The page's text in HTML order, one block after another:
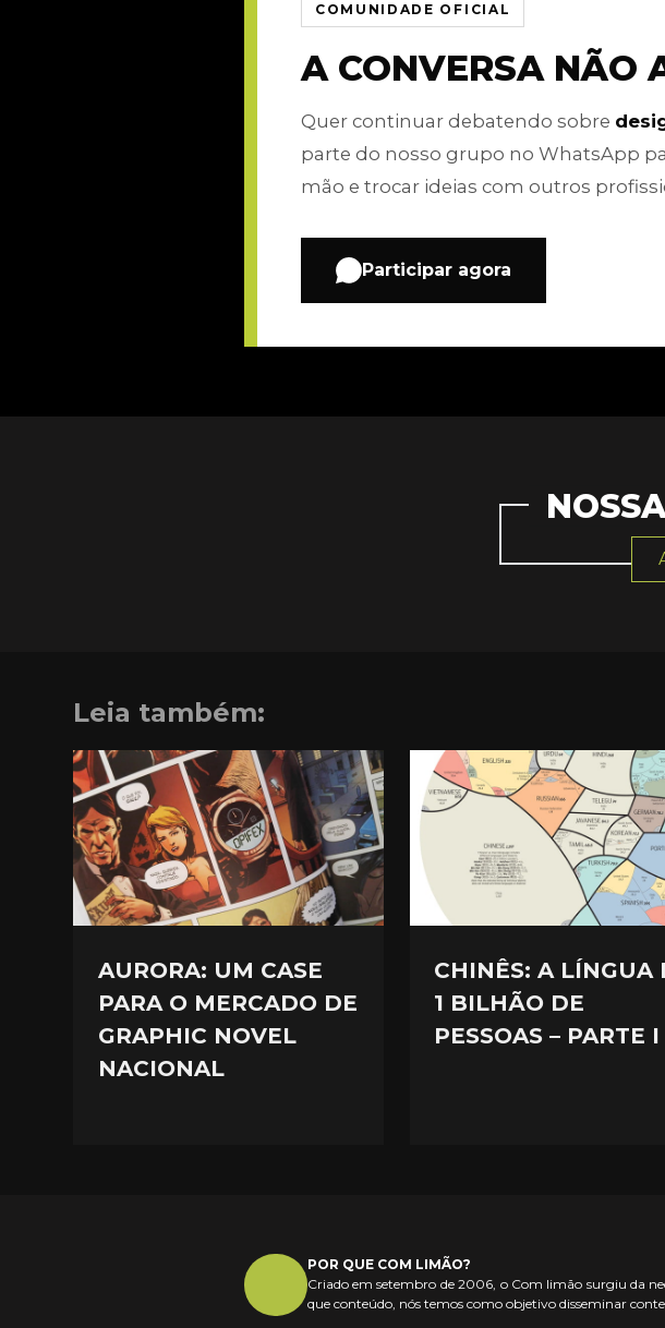
COMUNIDADE OFICIAL
A CONVERSA NÃO
Quer continuar debatendo sobre
parte do nosso grupo no WhatsApp
mão e trocar ideias com outros
Participar agora
Leia também:
AURORA: UM CASE
PARA O MERCADO DE
GRAPHIC NOVEL
NACIONAL
CHINÊS: A LÍNGUA
1 BILHÃO DE
PESSOAS – PARTE I
POR QUE COM LIMÃO?
Criado em setembro de 2006, o Com limão surgiu da
que conteúdo, nós temos como objetivo disseminar